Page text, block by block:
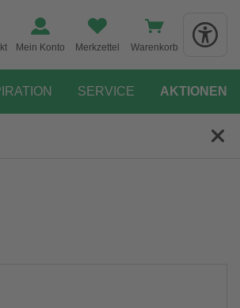
Mein Konto Merkzettel Warenkorb
SERVICE AKTIONEN